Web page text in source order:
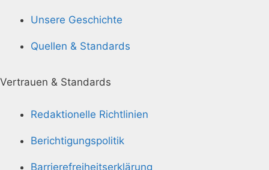
Unsere Geschichte
Quellen & Standards
Vertrauen & Standards
Redaktionelle Richtlinien
Berichtigungspolitik
Barrierefreiheitserklärung